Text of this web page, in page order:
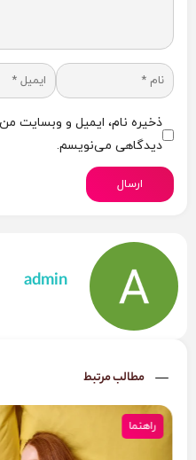
ذخیره نام، ایمیل و وبسایت من
دیدگاهی می‌نویسم.
ارسال
admin
مطالب مرتبط
راهنما